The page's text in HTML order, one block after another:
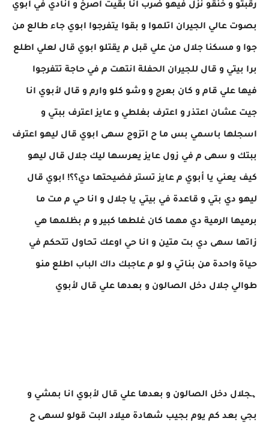
رقبتو و خنقو نزل فيهو ضرب انا بقيت اصرخ و انادي في ابوي
بصوت عالي الجيران اتلموا و بقوا يتفرجوا ابوي جاء طالع من
جوا و مسكنا جلال من علي قبل م يقتلو ابوي قال لعلي اطلع
برا بيتي و قال للجيران الحفلة انتهت م في حاجة تتفرجوا
فيها علي قام و كان بعرج و وشو كلو وارم و قال لأبوي انا
جيت عشان اعتذر و اعترف بغلطي و عايز اعترف ببتي و
اسجلها باسمي بس ما ح اتزوج سهى ابوي قال ليهو اعترف
ببتك و سهى م في زول عايز يعرسها ليك جلال قال ليهو
كيف يعني يا أبوي م عايز تستر فضيحتها دي؟؟! ابوي قال
ليهو دي بتي و قاعدة في بيتي يا جلال و انا حي م مت ما
برميها الرمية دي مهما كان غلطها كبير و م بظلمها هي
زاتها سهى دي بت متين و انا حي اوعك تحاول تتحكم في
حياة واحدة من بناتي و لو م عاجبك داك الباب اطلع منو
طوالي جلال دخل الصالون و بعدها علي قال لأبوي
ہجلال دخل الصالون و بعدها علي قال لأبوي انا بمشي و
بجي بعد كم يوم بجيب شهادة ميلاد البت قولو لسهى ح